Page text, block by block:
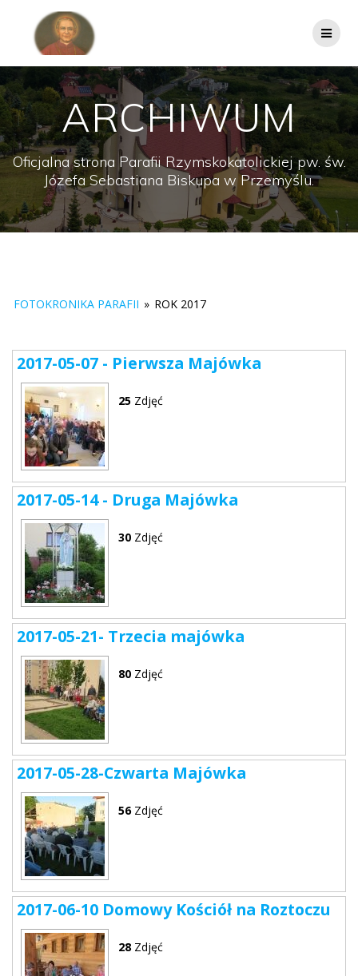
ARCHIWUM
Oficjalna strona Parafii Rzymskokatolickiej pw. św.
Józefa Sebastiana Biskupa w Przemyślu.
FOTOKRONIKA PARAFII » ROK 2017
2017-05-07 - Pierwsza Majówka
25 Zdjęć
2017-05-14 - Druga Majówka
30 Zdjęć
2017-05-21- Trzecia majówka
80 Zdjęć
2017-05-28-Czwarta Majówka
56Zdjęć
2017-06-10 Domowy Kościół na Roztoczu
28 Zdjęć